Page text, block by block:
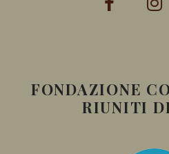
FONDAZIONE
RIUNITI